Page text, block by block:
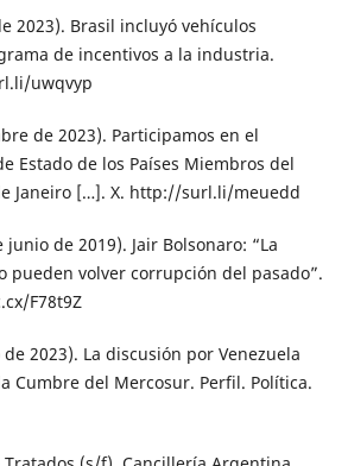
2023). Brasil incluyó vehículos
de incentivos a la industria.
uwqvyp
de 2023). Participamos en el
Estado de los Países Miembros del
Janeiro […]. X. http://surl.li/meuedd
de 2019). Jair Bolsonaro: “La
pueden volver corrupción del pasado”.
F78t9Z
2023). La discusión por Venezuela
Cumbre del Mercosur. Perfil. Política.